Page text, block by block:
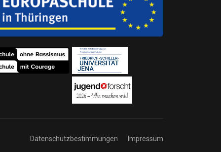
Datenschutzbestimmungen Impressum